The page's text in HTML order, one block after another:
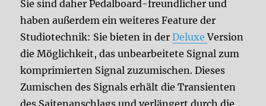
Sie sind daher Pedalboard-freundlicher und
haben außerdem ein weiteres Feature der
Studiotechnik: Sie bieten in derDeluxeVersion
die Möglichkeit, das unbearbeitete Signal zum
komprimierten Signal zuzumischen. Dieses
Zumischen des Signals erhält die Transienten
des Saitenanschlags und verlängert durch die